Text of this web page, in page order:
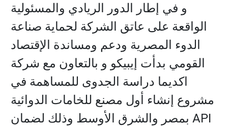
و في إطار الدور الريادي والمسئولية
الواقعة على عاتق الشركة لحماية صناعة
الدوء المصرية ودعم ومساندة الإقتصاد
القومي بدأت إيبيكو و بالتعاون مع شركة
اكديما دراسة الجدوى للمساهمة في
مشروع إنشاء أول مصنع للخامات الدوائية
API بمصر والشرق الأوسط وذلك لضمان